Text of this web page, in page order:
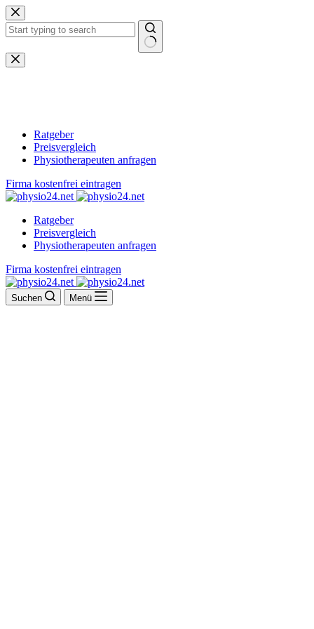
Zum
Inhalt
springen
Keine
Ergebnisse
Ratgeber
Preisvergleich
Physiotherapeuten anfragen
Firma kostenfrei eintragen
Ratgeber
Preisvergleich
Physiotherapeuten anfragen
Firma kostenfrei eintragen
Suchen Menü